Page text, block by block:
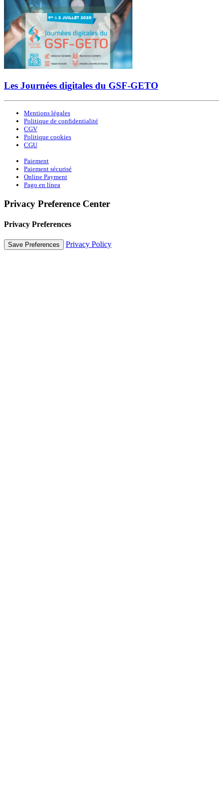
Les Journées digitales du GSF-GETO
Mentions légales
Politique de confidentialité
CGV
Politique cookies
CGU
Paiement
Paiement sécurisé
Online Payment
Pago en línea
Privacy Preference Center
Privacy Preferences
Privacy Policy